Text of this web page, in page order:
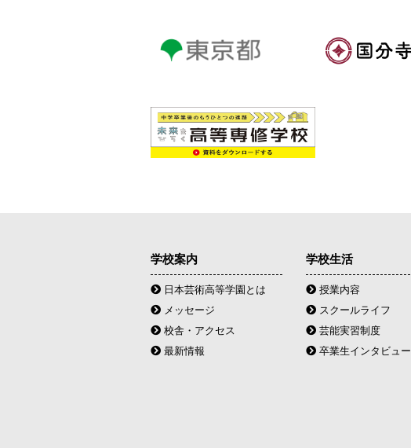
学校案内
日本芸術高等学園とは
メッセージ
校舎・アクセス
最新情報
学校生活
授業内容
スクールライフ
芸能実習制度
卒業生インタビュー